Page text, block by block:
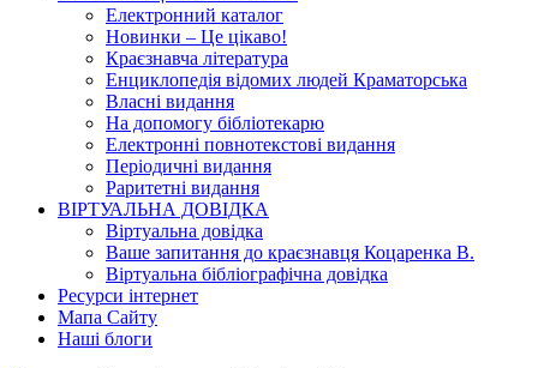
Електронний каталог
Новинки – Це цiкаво!
Краєзнавча література
Енциклопедія відомих людей Краматорська
Власнi видання
На допомогу бібліотекарю
Електронні повнотекстові видання
Періодичні видання
Раритетні видання
ВIРТУАЛЬНА ДОВIДКА
Вiртуальна довiдка
Ваше запитання до краєзнавця Коцаренка В.
Вiртуальна бiблiографiчна довiдка
Ресурси інтернет
Мапа Сайту
Наші блоги